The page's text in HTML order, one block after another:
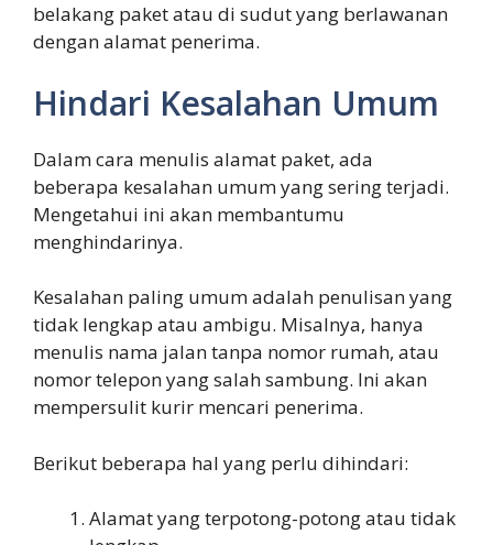
belakang paket atau di sudut yang berlawanan
dengan alamat penerima.
Hindari Kesalahan Umum
Dalam cara menulis alamat paket, ada
beberapa kesalahan umum yang sering terjadi.
Mengetahui ini akan membantumu
menghindarinya.
Kesalahan paling umum adalah penulisan yang
tidak lengkap atau ambigu. Misalnya, hanya
menulis nama jalan tanpa nomor rumah, atau
nomor telepon yang salah sambung. Ini akan
mempersulit kurir mencari penerima.
Berikut beberapa hal yang perlu dihindari:
Alamat yang terpotong-potong atau tidak